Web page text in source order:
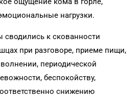
нагрузки.
к скованности
при разговоре, приеме пищи,
периодической
беспокойству,
снижению